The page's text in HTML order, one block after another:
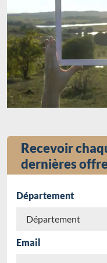
Recevoir
dernières
Département
Email